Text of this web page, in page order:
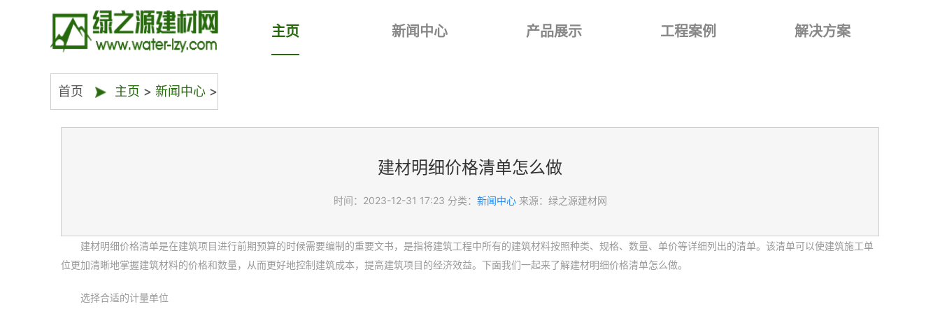
主页 新闻中心 产品展示 工程案例 解决方案
首页 主页 > 新闻中心 >
建材明细价格清单怎么做
时间：2023-12-31 17:23 分类： 新闻中心 来源：绿之源建材网
建材明细价格清单是在建筑项目进行前期预算的时候需要编制的重要文书，是指将建筑工程中所有的建筑材料按照种类、规格、数量、单价等详细列出的清单。该清单可以使建筑施工单
位更加清晰地掌握建筑材料的价格和数量，从而更好地控制建筑成本，提高建筑项目的经济效益。下面我们一起来了解建材明细价格清单怎么做。
选择合适的计量单位